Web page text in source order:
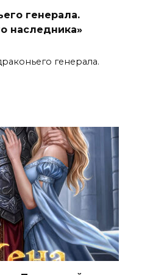
генерала.
наследника»
генерала.